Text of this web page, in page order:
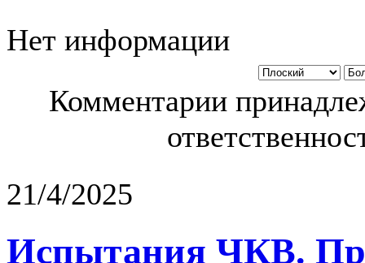
Нет информации
Комментарии
21/4/2025
Испытания ЧКВ.